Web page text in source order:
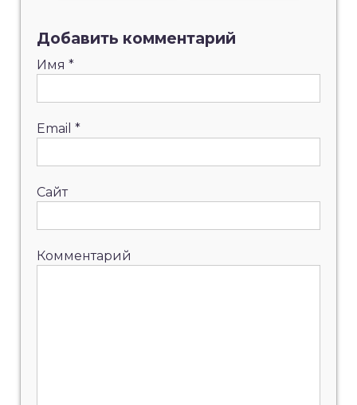
Добавить комментарий
Имя *
Email *
Сайт
Комментарий